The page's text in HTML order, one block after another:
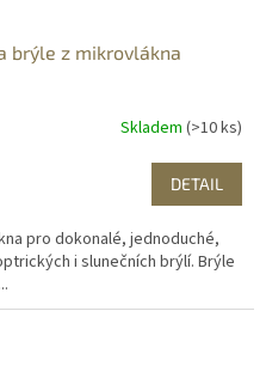
brýle z mikrovlákna
Skladem (>10 ks)
DETAIL
pro dokonalé, jednoduché,
i slunečních brýlí. Brýle